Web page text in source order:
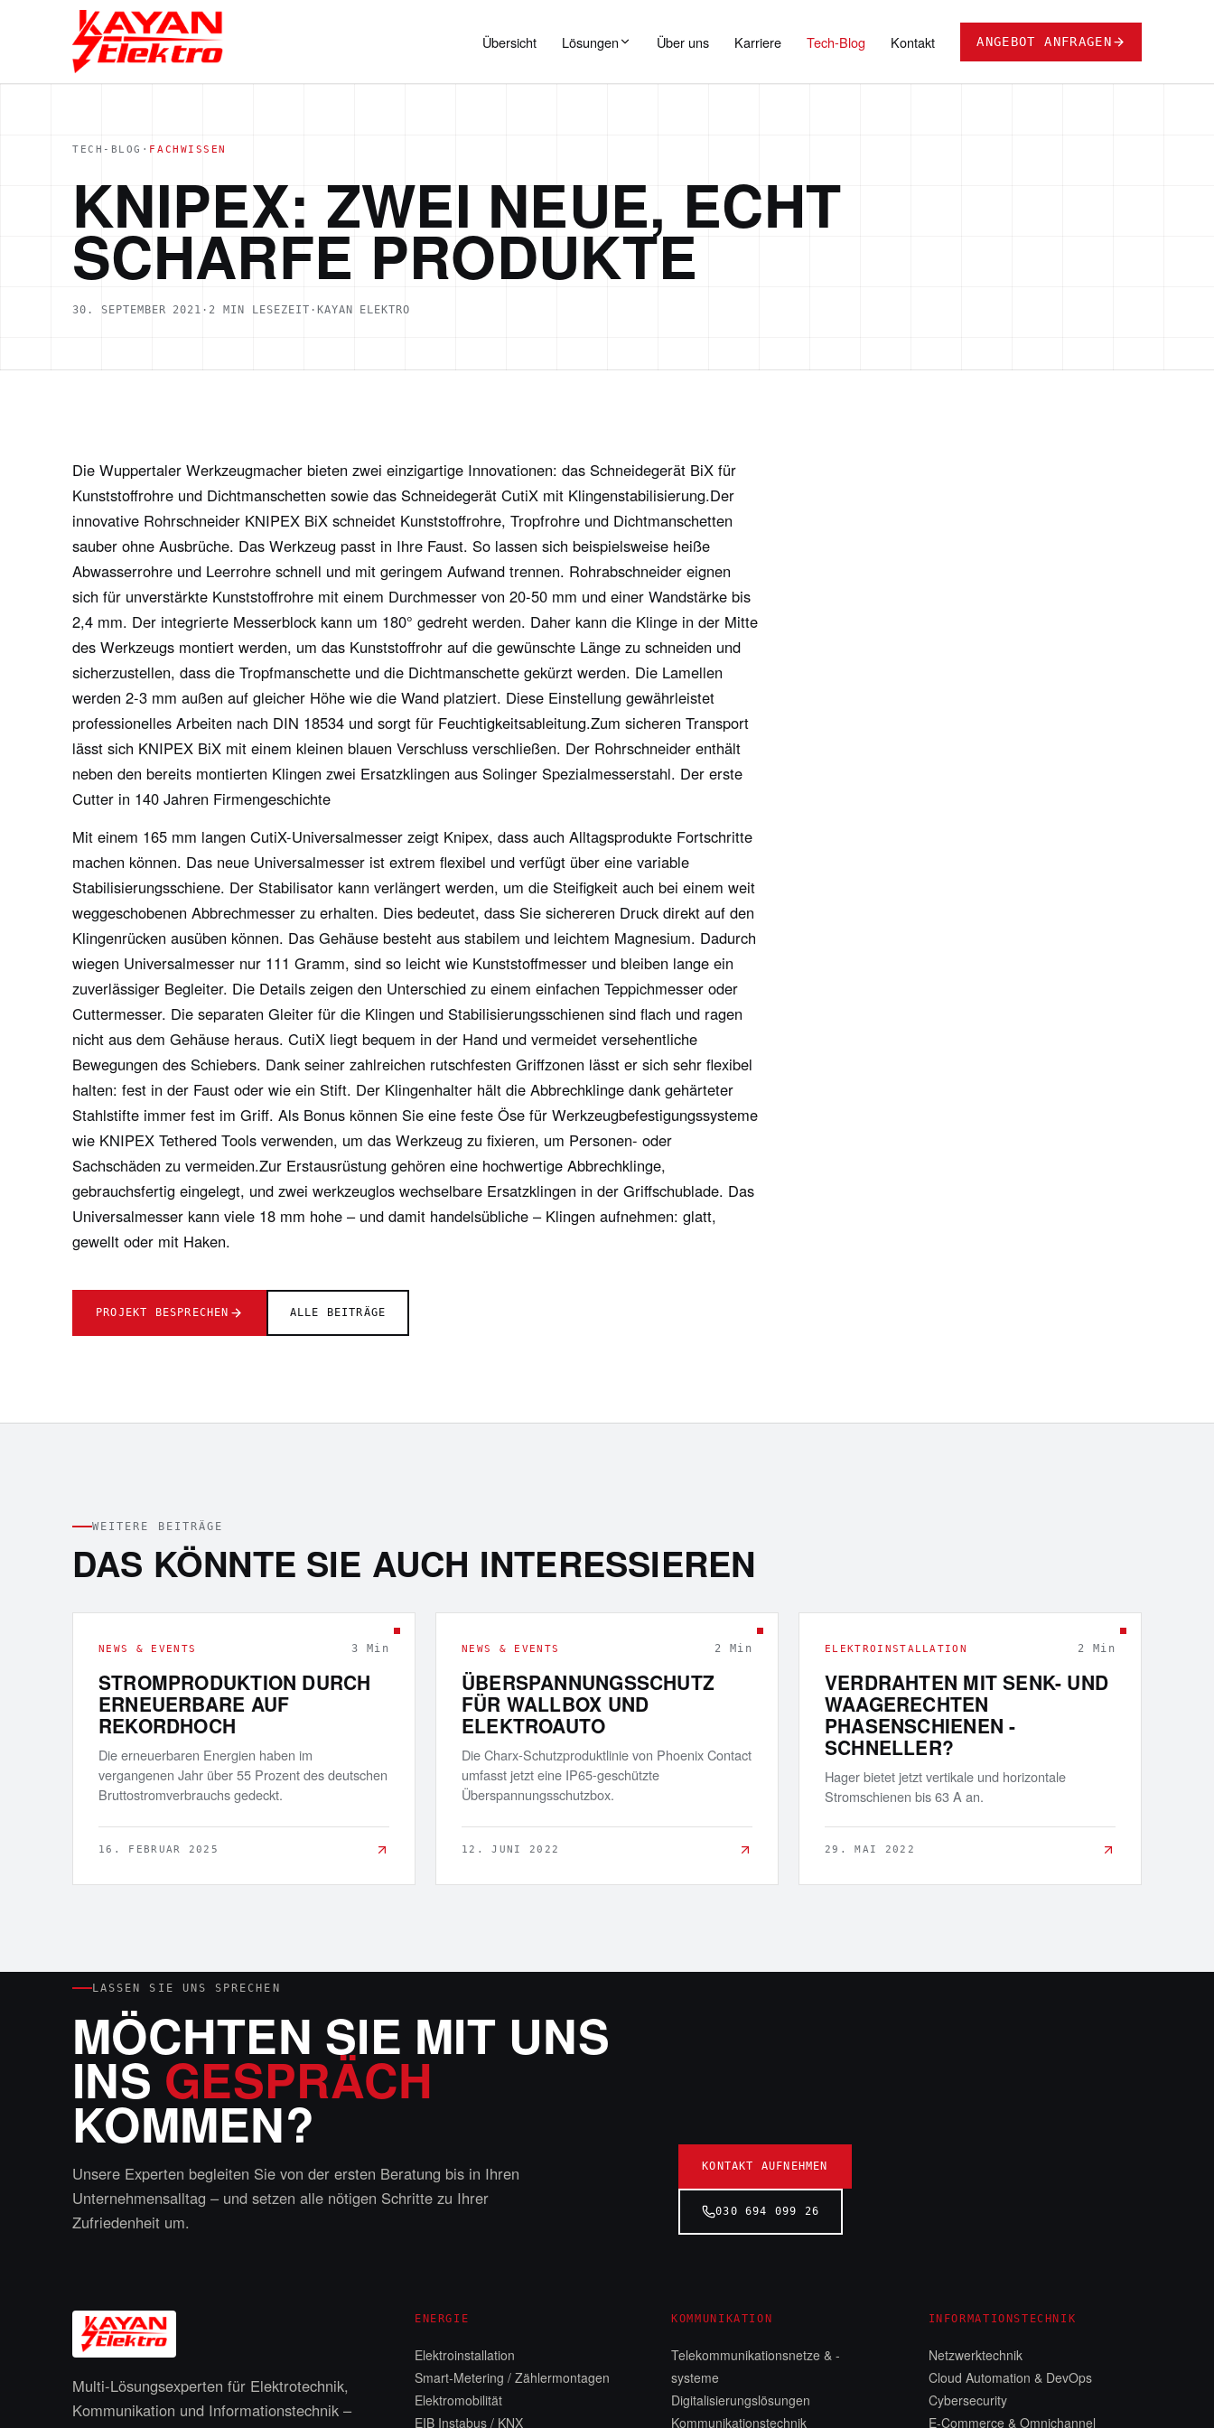
Übersicht Lösungen Über uns Karriere Tech-Blog Kontakt ANGEBOT ANFRAGEN
TECH-BLOG · FACHWISSEN
KNIPEX: ZWEI NEUE, ECHT
SCHARFE PRODUKTE
30. SEPTEMBER 2021 · 2 MIN LESEZEIT · KAYAN ELEKTRO
Die Wuppertaler Werkzeugmacher bieten zwei einzigartige Innovationen: das Schneidegerät BiX für
Kunststoffrohre und Dichtmanschetten sowie das Schneidegerät CutiX mit Klingenstabilisierung.Der
innovative Rohrschneider KNIPEX BiX schneidet Kunststoffrohre, Tropfrohre und Dichtmanschetten
sauber ohne Ausbrüche. Das Werkzeug passt in Ihre Faust. So lassen sich beispielsweise heiße
Abwasserrohre und Leerrohre schnell und mit geringem Aufwand trennen. Rohrabschneider eignen
sich für unverstärkte Kunststoffrohre mit einem Durchmesser von 20-50 mm und einer Wandstärke bis
2,4 mm. Der integrierte Messerblock kann um 180° gedreht werden. Daher kann die Klinge in der Mitte
des Werkzeugs montiert werden, um das Kunststoffrohr auf die gewünschte Länge zu schneiden und
sicherzustellen, dass die Tropfmanschette und die Dichtmanschette gekürzt werden. Die Lamellen
werden 2-3 mm außen auf gleicher Höhe wie die Wand platziert. Diese Einstellung gewährleistet
professionelles Arbeiten nach DIN 18534 und sorgt für Feuchtigkeitsableitung.Zum sicheren Transport
lässt sich KNIPEX BiX mit einem kleinen blauen Verschluss verschließen. Der Rohrschneider enthält
neben den bereits montierten Klingen zwei Ersatzklingen aus Solinger Spezialmesserstahl. Der erste
Cutter in 140 Jahren Firmengeschichte
Mit einem 165 mm langen CutiX-Universalmesser zeigt Knipex, dass auch Alltagsprodukte Fortschritte
machen können. Das neue Universalmesser ist extrem flexibel und verfügt über eine variable
Stabilisierungsschiene. Der Stabilisator kann verlängert werden, um die Steifigkeit auch bei einem weit
weggeschobenen Abbrechmesser zu erhalten. Dies bedeutet, dass Sie sichereren Druck direkt auf den
Klingenrücken ausüben können. Das Gehäuse besteht aus stabilem und leichtem Magnesium. Dadurch
wiegen Universalmesser nur 111 Gramm, sind so leicht wie Kunststoffmesser und bleiben lange ein
zuverlässiger Begleiter. Die Details zeigen den Unterschied zu einem einfachen Teppichmesser oder
Cuttermesser. Die separaten Gleiter für die Klingen und Stabilisierungsschienen sind flach und ragen
nicht aus dem Gehäuse heraus. CutiX liegt bequem in der Hand und vermeidet versehentliche
Bewegungen des Schiebers. Dank seiner zahlreichen rutschfesten Griffzonen lässt er sich sehr flexibel
halten: fest in der Faust oder wie ein Stift. Der Klingenhalter hält die Abbrechklinge dank gehärteter
Stahlstifte immer fest im Griff. Als Bonus können Sie eine feste Öse für Werkzeugbefestigungssysteme
wie KNIPEX Tethered Tools verwenden, um das Werkzeug zu fixieren, um Personen- oder
Sachschäden zu vermeiden.Zur Erstausrüstung gehören eine hochwertige Abbrechklinge,
gebrauchsfertig eingelegt, und zwei werkzeuglos wechselbare Ersatzklingen in der Griffschublade. Das
Universalmesser kann viele 18 mm hohe – und damit handelsübliche – Klingen aufnehmen: glatt,
gewellt oder mit Haken.
PROJEKT BESPRECHEN ALLE BEITRÄGE
WEITERE BEITRÄGE
DAS KÖNNTE SIE AUCH INTERESSIEREN
NEWS & EVENTS 3 Min
STROMPRODUKTION DURCH
ERNEUERBARE AUF
REKORDHOCH
Die erneuerbaren Energien haben im
vergangenen Jahr über 55 Prozent des deutschen
Bruttostromverbrauchs gedeckt.
16. FEBRUAR 2025
NEWS & EVENTS 2 Min
ÜBERSPANNUNGSSCHUTZ
FÜR WALLBOX UND
ELEKTROAUTO
Die Charx-Schutzproduktlinie von Phoenix Contact
umfasst jetzt eine IP65-geschützte
Überspannungsschutzbox.
12. JUNI 2022
ELEKTROINSTALLATION 2 Min
VERDRAHTEN MIT SENK- UND
WAAGERECHTEN
PHASENSCHIENEN -
SCHNELLER?
Hager bietet jetzt vertikale und horizontale
Stromschienen bis 63 A an.
29. MAI 2022
LASSEN SIE UNS SPRECHEN
MÖCHTEN SIE MIT UNS
INS GESPRÄCH
KOMMEN?
Unsere Experten begleiten Sie von der ersten Beratung bis in Ihren
Unternehmensalltag – und setzen alle nötigen Schritte zu Ihrer
Zufriedenheit um.
KONTAKT AUFNEHMEN
030 694 099 26
Multi-Lösungsexperten für Elektrotechnik,
Kommunikation und Informationstechnik –
ENERGIE
Elektroinstallation
Smart-Metering / Zählermontagen
Elektromobilität
EIB Instabus / KNX
KOMMUNIKATION
Telekommunikationsnetze & -
systeme
Digitalisierungslösungen
Kommunikationstechnik
INFORMATIONSTECHNIK
Netzwerktechnik
Cloud Automation & DevOps
Cybersecurity
E-Commerce & Omnichannel